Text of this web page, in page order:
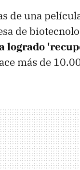
de una
de
logrado
más de